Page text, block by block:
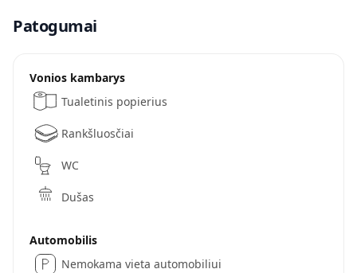
Patogumai
Vonios kambarys
Tualetinis popierius
Rankšluosčiai
WC
Dušas
Automobilis
Nemokama vieta automobiliui